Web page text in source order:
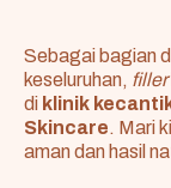
Sebagai bagian
keseluruhan, filler
di klinik
Skincare. Mari
aman dan hasil